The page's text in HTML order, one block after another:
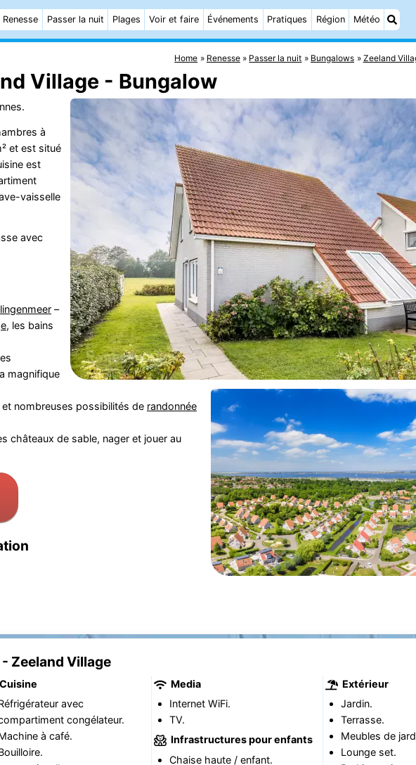
Renesse Passer la nuit Plages Voir et faire Événements Pratiques Région Météo
Home Renesse Passer la nuit Bungalows Zeeland
Village - Bungalow
à
et est situé
est
vaisselle
avec
–
, les bains
magnifique
nombreuses possibilités de randonnée
châteaux de sable, nager et jouer au
Zeeland Village
Cuisine
avec
congélateur.
à café.
Media
Internet WiFi.
TV.
Infrastructures pour enfants
Chaise haute / enfant.
Extérieur
Jardin.
Terrasse.
Meubles de
Lounge set.